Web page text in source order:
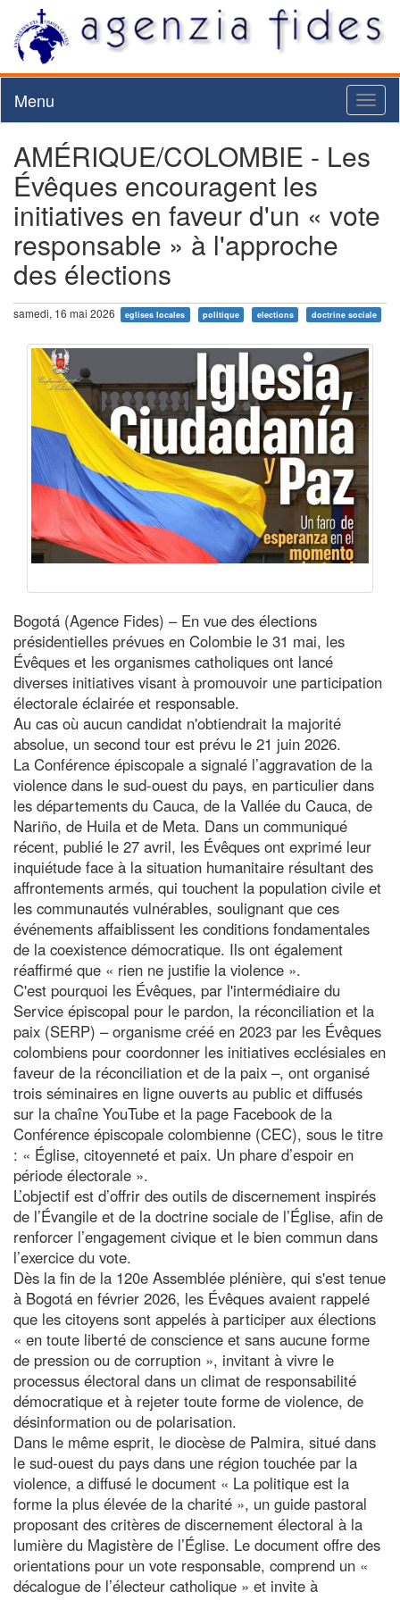
Menu
AMÉRIQUE/COLOMBIE - Les
Évêques encouragent les
initiatives en faveur d'un « vote
responsable » à l'approche
des élections
samedi, 16 mai 2026 eglises locales politique elections doctrine sociale
Bogotá (Agence Fides) – En vue des élections
présidentielles prévues en Colombie le 31 mai, les
Évêques et les organismes catholiques ont lancé
diverses initiatives visant à promouvoir une participation
électorale éclairée et responsable.
Au cas où aucun candidat n'obtiendrait la majorité
absolue, un second tour est prévu le 21 juin 2026.
La Conférence épiscopale a signalé l’aggravation de la
violence dans le sud-ouest du pays, en particulier dans
les départements du Cauca, de la Vallée du Cauca, de
Nariño, de Huila et de Meta. Dans un communiqué
récent, publié le 27 avril, les Évêques ont exprimé leur
inquiétude face à la situation humanitaire résultant des
affrontements armés, qui touchent la population civile et
les communautés vulnérables, soulignant que ces
événements affaiblissent les conditions fondamentales
de la coexistence démocratique. Ils ont également
réaffirmé que « rien ne justifie la violence ».
C'est pourquoi les Évêques, par l'intermédiaire du
Service épiscopal pour le pardon, la réconciliation et la
paix (SERP) – organisme créé en 2023 par les Évêques
colombiens pour coordonner les initiatives ecclésiales en
faveur de la réconciliation et de la paix –, ont organisé
trois séminaires en ligne ouverts au public et diffusés
sur la chaîne YouTube et la page Facebook de la
Conférence épiscopale colombienne (CEC), sous le titre
: « Église, citoyenneté et paix. Un phare d’espoir en
période électorale ».
L’objectif est d’offrir des outils de discernement inspirés
de l’Évangile et de la doctrine sociale de l’Église, afin de
renforcer l’engagement civique et le bien commun dans
l’exercice du vote.
Dès la fin de la 120e Assemblée plénière, qui s'est tenue
à Bogotá en février 2026, les Évêques avaient rappelé
que les citoyens sont appelés à participer aux élections
« en toute liberté de conscience et sans aucune forme
de pression ou de corruption », invitant à vivre le
processus électoral dans un climat de responsabilité
démocratique et à rejeter toute forme de violence, de
désinformation ou de polarisation.
Dans le même esprit, le diocèse de Palmira, situé dans
le sud-ouest du pays dans une région touchée par la
violence, a diffusé le document « La politique est la
forme la plus élevée de la charité », un guide pastoral
proposant des critères de discernement électoral à la
lumière du Magistère de l’Église. Le document offre des
orientations pour un vote responsable, comprend un «
décalogue de l’électeur catholique » et invite à